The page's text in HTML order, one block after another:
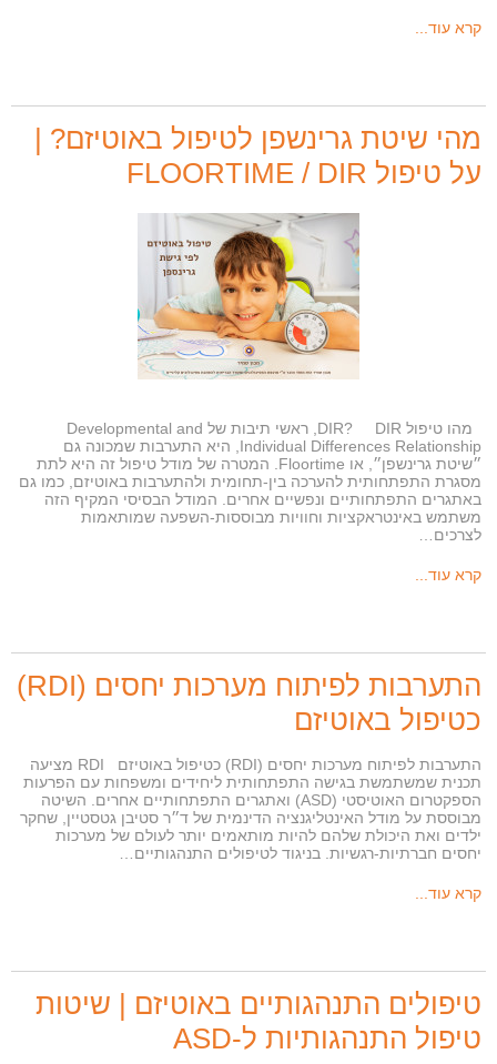
קרא עוד...
מהי שיטת גרינשפן לטיפול באוטיזם? |
על טיפול FLOORTIME / DIR
מהו טיפול DIR? DIR, ראשי תיבות של Developmental and
Individual Differences Relationship, היא התערבות שמכונה גם
״שיטת גרינשפן״, או Floortime. המטרה של מודל טיפול זה היא לתת
מסגרת התפתחותית להערכה בין-תחומית ולהתערבות באוטיזם, כמו גם
באתגרים התפתחותיים ונפשיים אחרים. המודל הבסיסי המקיף הזה
משתמש באינטראקציות וחוויות מבוססות-השפעה שמותאמות
לצרכים…
קרא עוד...
התערבות לפיתוח מערכות יחסים (RDI)
כטיפול באוטיזם
התערבות לפיתוח מערכות יחסים (RDI) כטיפול באוטיזם RDI מציעה
תכנית שמשתמשת בגישה התפתחותית ליחידים ומשפחות עם הפרעות
הספקטרום האוטיסטי (ASD) ואתגרים התפתחותיים אחרים. השיטה
מבוססת על מודל האינטליגנציה הדינמית של ד״ר סטיבן גטסטיין, שחקר
ילדים ואת היכולת שלהם להיות מותאמים יותר לעולם של מערכות
יחסים חברתיות-רגשיות. בניגוד לטיפולים התנהגותיים…
קרא עוד...
טיפולים התנהגותיים באוטיזם | שיטות
טיפול התנהגותיות ל-ASD